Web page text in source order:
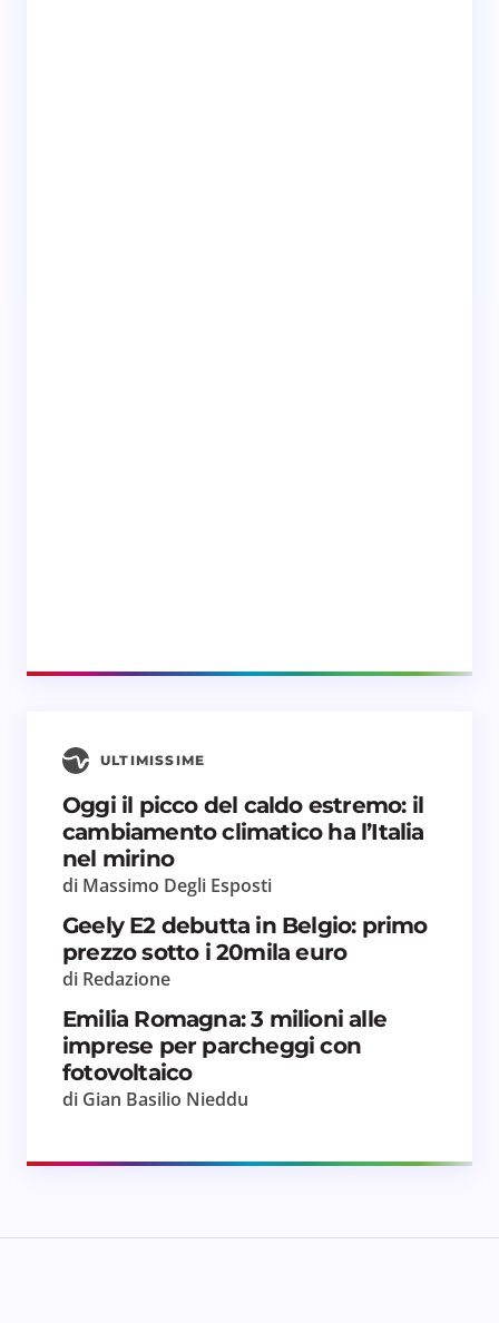
ULTIMISSIME
Oggi il picco del caldo estremo: il
cambiamento climatico ha l’Italia
nel mirino
di Massimo Degli Esposti
Geely E2 debutta in Belgio: primo
prezzo sotto i 20mila euro
di Redazione
Emilia Romagna: 3 milioni alle
imprese per parcheggi con
fotovoltaico
di Gian Basilio Nieddu